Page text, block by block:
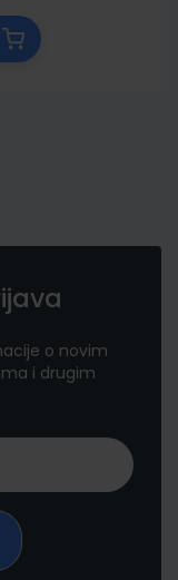
o novim
i drugim